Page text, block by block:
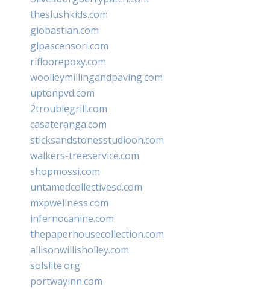
theslushkids.com
giobastian.com
glpascensori.com
rifloorepoxy.com
woolleymillingandpaving.com
uptonpvd.com
2troublegrill.com
casateranga.com
sticksandstonesstudiooh.com
walkers-treeservice.com
shopmossi.com
untamedcollectivesd.com
mxpwellness.com
infernocanine.com
thepaperhousecollection.com
allisonwillisholley.com
solslite.org
portwayinn.com